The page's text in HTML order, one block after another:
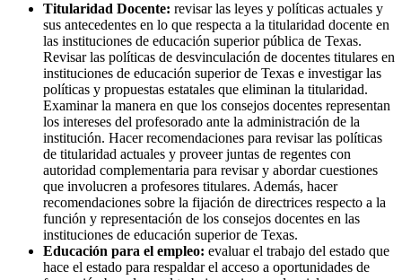
Titularidad Docente: revisar las leyes y políticas actuales y
sus antecedentes en lo que respecta a la titularidad docente en
las instituciones de educación superior pública de Texas.
Revisar las políticas de desvinculación de docentes titulares en
instituciones de educación superior de Texas e investigar las
políticas y propuestas estatales que eliminan la titularidad.
Examinar la manera en que los consejos docentes representan
los intereses del profesorado ante la administración de la
institución. Hacer recomendaciones para revisar las políticas
de titularidad actuales y proveer juntas de regentes con
autoridad complementaria para revisar y abordar cuestiones
que involucren a profesores titulares. Además, hacer
recomendaciones sobre la fijación de directrices respecto a la
función y representación de los consejos docentes en las
instituciones de educación superior de Texas.
Educación para el empleo: evaluar el trabajo del estado que
hace el estado para respaldar el acceso a oportunidades de